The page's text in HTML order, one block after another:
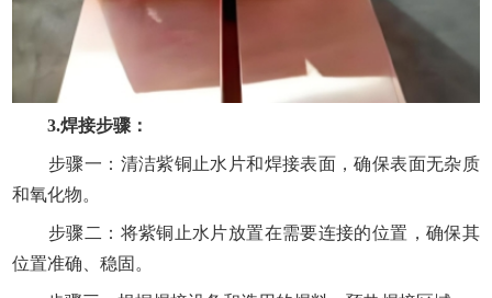
3.焊接步骤：
步骤一：清洁紫铜止水片和焊接表面，确保表面无杂质
和氧化物。
步骤二：将紫铜止水片放置在需要连接的位置，确保其
位置准确、稳固。